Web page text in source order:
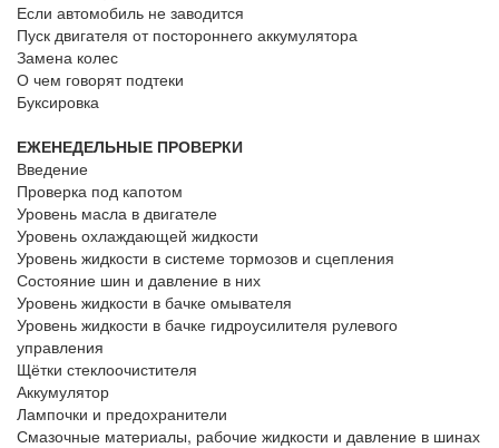
Если автомобиль не заводится
Пуск двигателя от постороннего аккумулятора
Замена колес
О чем говорят подтеки
Буксировка
ЕЖЕНЕДЕЛЬНЫЕ ПРОВЕРКИ
Введение
Проверка под капотом
Уровень масла в двигателе
Уровень охлаждающей жидкости
Уровень жидкости в системе тормозов и сцепления
Состояние шин и давление в них
Уровень жидкости в бачке омывателя
Уровень жидкости в бачке гидроусилителя рулевого
управления
Щётки стеклоочистителя
Аккумулятор
Лампочки и предохранители
Смазочные материалы, рабочие жидкости и давление в шинах